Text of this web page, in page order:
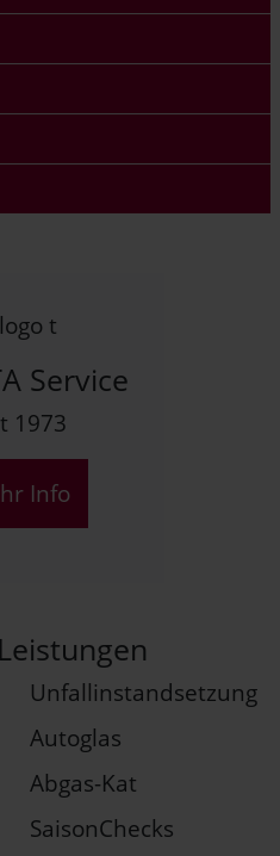
Service
1973
Info
Unfallinstandsetzung
Autoglas
Abgas-Kat
SaisonChecks